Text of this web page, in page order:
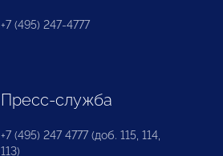
+7 (495) 247-4777
Пресс-служба
+7 (495) 247 4777 (доб. 115, 114,
113)